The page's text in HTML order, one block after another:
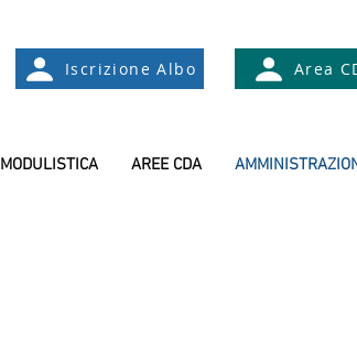
Iscrizione Albo Area
MODULISTICA AREE CDA